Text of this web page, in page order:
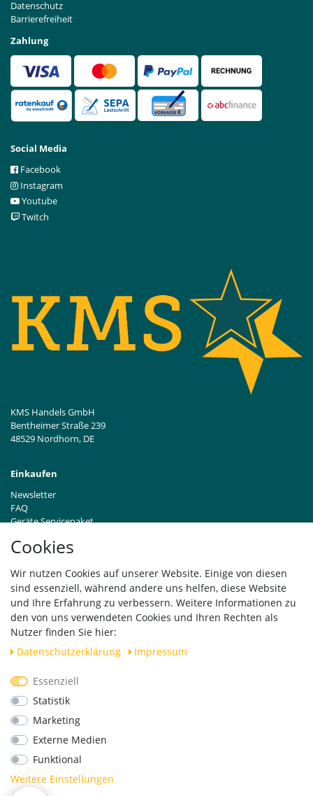
Cookies
Wir nutzen Cookies auf unserer Website. Einige von diesen
sind essenziell, während andere uns helfen, diese Website
und Ihre Erfahrung zu verbessern. Weitere Informationen zu
den von uns verwendeten Cookies und Ihren Rechten als
Nutzer finden Sie hier:
Daten­schutz­erklärung
Impressum
Essenziell
Statistik
Marketing
Externe Medien
Funktional
Weitere Einstellungen
Datenschutz
Barrierefreiheit
Zahlung
Social Media
Facebook
Instagram
Youtube
Twitch
KMS Handels GmbH
Bentheimer Straße 239
48529 Nordhorn, DE
Einkaufen
Newsletter
FAQ
Geräte Servicepaket
Händleranfragen B2B
Widerrufsrecht
Vertrag widerrufen
Versand
Geprüfte Sicherheit